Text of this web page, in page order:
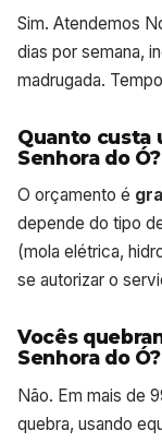
Sim. Atendemos
dias por semana,
madrugada.
Quanto custa
Senhora do Ó?
O orçamento é
depende do tipo
(mola elétrica,
se autorizar o
Vocês
Senhora do Ó?
Não. Em mais de
quebra, usando